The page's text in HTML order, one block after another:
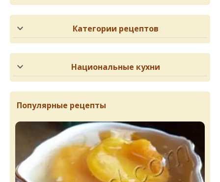
Категории рецептов
Национальные кухни
Популярные рецепты